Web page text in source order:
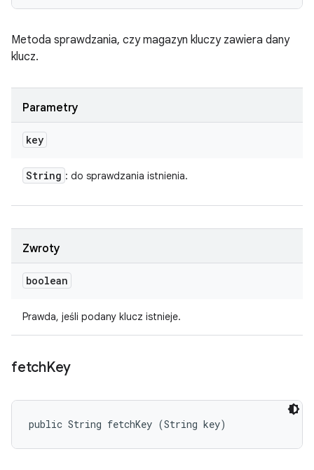
Metoda sprawdzania, czy magazyn kluczy zawiera dany
klucz.
Parametry
key
String : do sprawdzania istnienia.
Zwroty
boolean
Prawda, jeśli podany klucz istnieje.
fetchKey
public String fetchKey (String key)